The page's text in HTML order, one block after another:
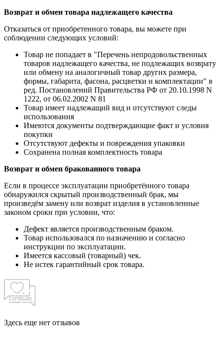
Возврат и обмен товара надлежащего качества
Отказаться от приобретенного товара, вы можете при
соблюдении следующих условий:
Товар не попадает в "Перечень непродовольственных
товаров надлежащего качества, не подлежащих возврату
или обмену на аналогичный товар других размера,
формы, габарита, фасона, расцветки и комплектации" в
ред. Постановлений Правительства РФ от 20.10.1998 N
1222, от 06.02.2002 N 81
Товар имеет надлежащий вид и отсутствуют следы
использования
Имеются документы подтверждающие факт и условия
покупки
Отсутствуют дефекты и повреждения упаковки
Сохранена полная комплектность товара
Возврат и обмен бракованного товара
Если в процессе эксплуатации приобретённого товара
обнаружился скрытый производственный брак, мы
произведём замену или возврат изделия в установленные
законом сроки при условии, что:
Дефект является производственным браком.
Товар использовался по назначению и согласно
инструкции по эксплуатации.
Имеется кассовый (товарный) чек.
Не истек гарантийный срок товара.
Здесь еще нет отзывов